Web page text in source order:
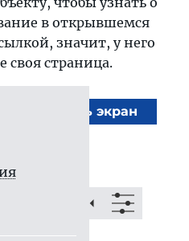
в открывшемся
значит, у него
своя страница.
На весь экран